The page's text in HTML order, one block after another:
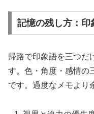
記憶の残し方：印
帰路で印象語を三つだ
す。色・角度・感情の
です。過度なメモより